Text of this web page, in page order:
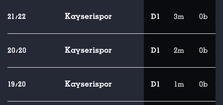
21/22 Kayserispor D1 3m 0b
20/20 Kayserispor D1 2m 0b
19/20 Kayserispor D1 1m 0b